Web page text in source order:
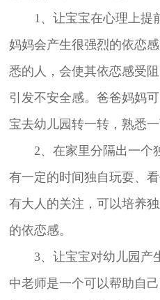
1、让宝宝在心理上提
妈妈会产生很强烈的依恋
悉的人，会使其依恋感受
引发不安全感。爸爸妈妈
宝去幼儿园转一转，熟悉一
2、在家里分隔出一个
有一定的时间独自玩耍、
有大人的关注，可以培养
的依恋感。
3、让宝宝对幼儿园产
中老师是一个可以帮助自